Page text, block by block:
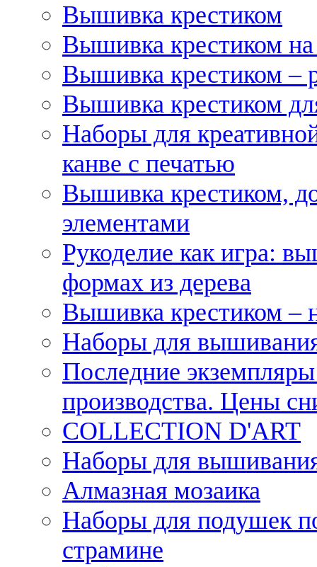
Вышивка крестиком
Вышивка крестиком
Вышивка крестиком –
Вышивка крестиком
Наборы для
канве с печатью
Вышивка крестиком,
элементами
Рукоделие как игра:
формах из дерева
Вышивка крестиком –
Наборы для
Последние
производства. Цены
COLLECTION D'ART
Наборы для
Алмазная мозаика
Наборы для подушек
страмине